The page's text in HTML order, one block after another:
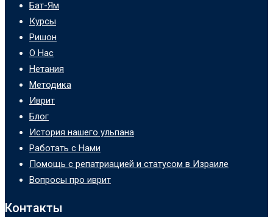
Бат-Ям
Курсы
Ришон
О Нас
Нетания
Методика
Иврит
Блог
История нашего ульпана
Работать с Нами
Помощь с репатриацией и статусом в Израиле
Вопросы про иврит
Контакты